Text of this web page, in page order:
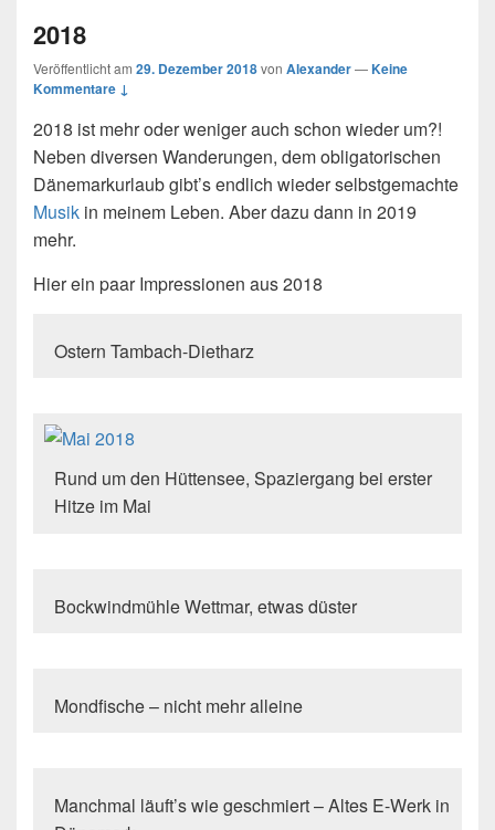
2018
Veröffentlicht am 29. Dezember 2018von Alexander—Keine
Kommentare ↓
2018 ist mehr oder weniger auch schon wieder um?!
Neben diversen Wanderungen, dem obligatorischen
Dänemarkurlaub gibt’s endlich wieder selbstgemachte
Musik in meinem Leben. Aber dazu dann in 2019
mehr.
Hier ein paar Impressionen aus 2018
Ostern Tambach-Dietharz
Rund um den Hüttensee, Spaziergang bei erster
Hitze im Mai
Bockwindmühle Wettmar, etwas düster
Mondfische – nicht mehr alleine
Manchmal läuft’s wie geschmiert – Altes E-Werk in